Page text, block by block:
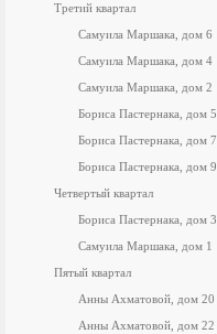
Третий квартал
Самуила Маршака, дом 6
Самуила Маршака, дом 4
Самуила Маршака, дом 2
Бориса Пастернака, дом 5
Бориса Пастернака, дом 7
Бориса Пастернака, дом 9
Четвертый квартал
Бориса Пастернака, дом 3
Самуила Маршака, дом 1
Пятый квартал
Анны Ахматовой, дом 20
Анны Ахматовой, дом 22